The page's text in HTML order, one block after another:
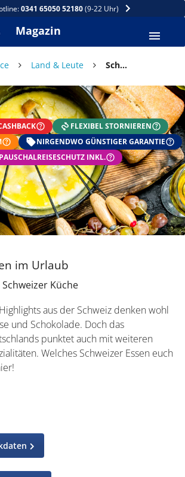
0341 65050 52180(9-22 Uhr)
Magazin
Land & Leute Schweizer Essen im Urlaub
FLEXIBEL STORNIEREN
5 GB GRATIS eSIM
GÜNSTIGER GARANTIE
INKL.
im Urlaub
Küche
aus der Schweiz denken wohl
und Schokolade. Doch das
punktet auch mit weiteren
Welches Schweizer Essen
hier!
ZAHLT SICH
in der ab in den urlaub App
€ Sommer Cashback
herunterladen
anlegen oder einloggen
Cashback ist automatisch aktiviert